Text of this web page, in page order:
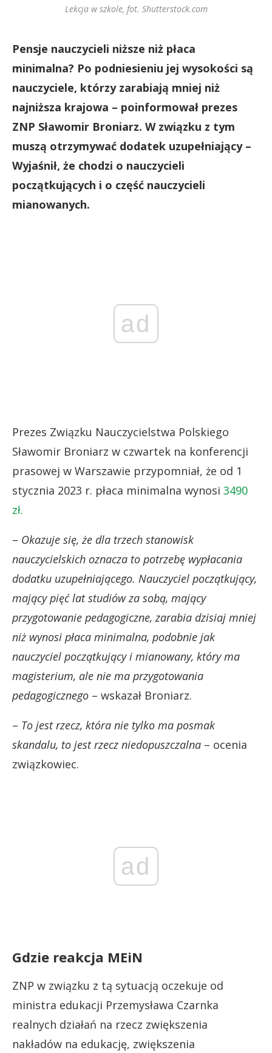
Lekcja w szkole, fot. Shutterstock.com
Pensje nauczycieli niższe niż płaca
minimalna? Po podniesieniu jej wysokości są
nauczyciele, którzy zarabiają mniej niż
najniższa krajowa – poinformował prezes
ZNP Sławomir Broniarz. W związku z tym
muszą otrzymywać dodatek uzupełniający –
Wyjaśnił, że chodzi o nauczycieli
początkujących i o część nauczycieli
mianowanych.
ad
Prezes Związku Nauczycielstwa Polskiego
Sławomir Broniarz w czwartek na konferencji
prasowej w Warszawie przypomniał, że od 1
stycznia 2023 r. płaca minimalna wynosi 3490
zł.
– Okazuje się, że dla trzech stanowisk
nauczycielskich oznacza to potrzebę wypłacania
dodatku uzupełniającego. Nauczyciel początkujący,
mający pięć lat studiów za sobą, mający
przygotowanie pedagogiczne, zarabia dzisiaj mniej
niż wynosi płaca minimalna, podobnie jak
nauczyciel początkujący i mianowany, który ma
magisterium, ale nie ma przygotowania
pedagogicznego – wskazał Broniarz.
– To jest rzecz, która nie tylko ma posmak
skandalu, to jest rzecz niedopuszczalna – ocenia
związkowiec.
ad
Gdzie reakcja MEiN
ZNP w związku z tą sytuacją oczekuje od
ministra edukacji Przemysława Czarnka
realnych działań na rzecz zwiększenia
nakładów na edukację, zwiększenia